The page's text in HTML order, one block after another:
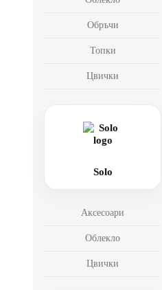
Обръчи
Топки
Цвички
Solo
Аксесоари
Облекло
Цвички